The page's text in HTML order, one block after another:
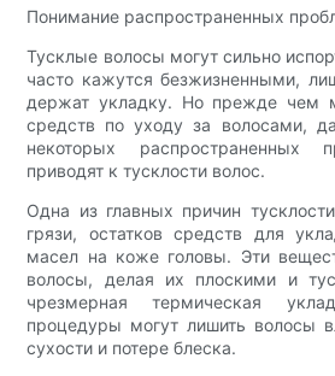
Понимание распространенных
Тусклые волосы могут сильно
часто кажутся безжизненными,
держат укладку. Но прежде чем
средств по уходу за волосами,
некоторых распространенных
приводят к тусклости волос.
Одна из главных причин
грязи, остатков средств для
масел на коже головы. Эти
волосы, делая их плоскими и
чрезмерная термическая
процедуры могут лишить волосы
сухости и потере блеска.